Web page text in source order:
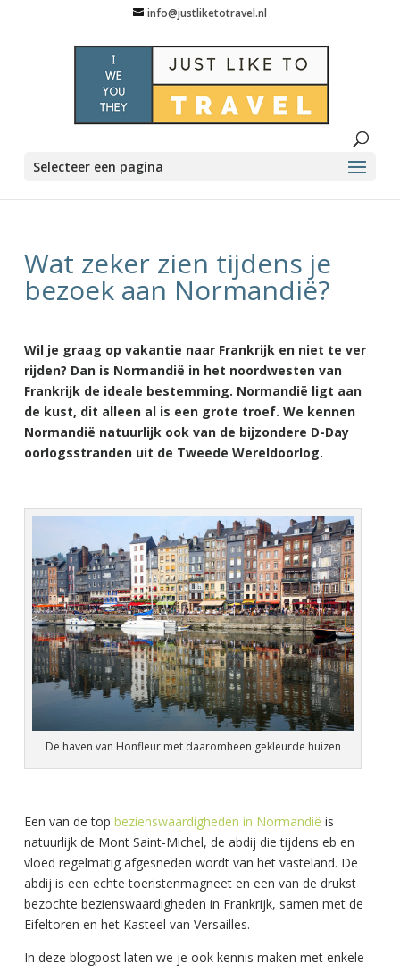
info@justliketotravel.nl
Selecteer een pagina
Wat zeker zien tijdens je
bezoek aan Normandië?
Wil je graag op vakantie naar Frankrijk en niet te ver
rijden? Dan is Normandië in het noordwesten van
Frankrijk de ideale bestemming. Normandië ligt aan
de kust, dit alleen al is een grote troef. We kennen
Normandië natuurlijk ook van de bijzondere D-Day
oorlogsstranden uit de Tweede Wereldoorlog.
De haven van Honfleur met daaromheen gekleurde huizen
Een van de top bezienswaardigheden in Normandië is
natuurlijk de Mont Saint-Michel, de abdij die tijdens eb en
vloed regelmatig afgesneden wordt van het vasteland. De
abdij is een echte toeristenmagneet en een van de drukst
bezochte bezienswaardigheden in Frankrijk, samen met de
Eifeltoren en het Kasteel van Versailles.
In deze blogpost laten we je ook kennis maken met enkele